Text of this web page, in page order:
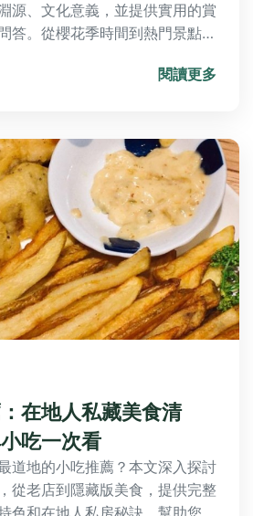
源、文化意義，並提供實用的賞
答。從櫻花季時間到熱門景點門
閱讀更多
在地人私藏美食清
吃一次看
道地的小吃推薦？本文深入探討
從老店到隱藏版美食，提供完整
色和在地人私房秘訣，幫助您規